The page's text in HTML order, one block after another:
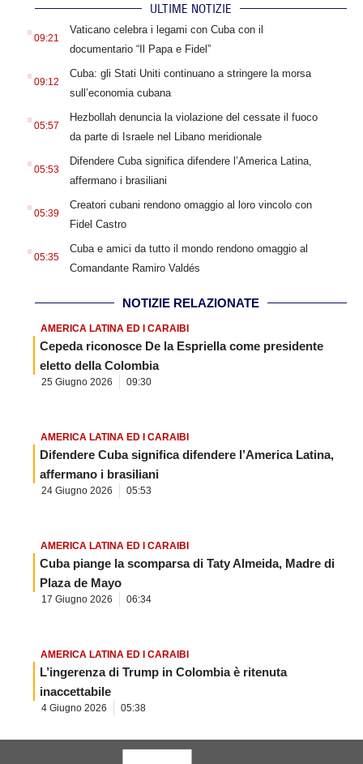
ULTIME NOTIZIE
. 09:21
Vaticano celebra i legami con Cuba con il
documentario “Il Papa e Fidel”
. 09:12
Cuba: gli Stati Uniti continuano a stringere la morsa
sull’economia cubana
. 05:57
Hezbollah denuncia la violazione del cessate il fuoco
da parte di Israele nel Libano meridionale
. 05:53
Difendere Cuba significa difendere l’America Latina,
affermano i brasiliani
. 05:39
Creatori cubani rendono omaggio al loro vincolo con
Fidel Castro
. 05:35
Cuba e amici da tutto il mondo rendono omaggio al
Comandante Ramiro Valdés
NOTIZIE RELAZIONATE
AMERICA LATINA ED I CARAIBI
Cepeda riconosce De la Espriella come presidente
eletto della Colombia
25 Giugno 2026 09:30
AMERICA LATINA ED I CARAIBI
Difendere Cuba significa difendere l’America Latina,
affermano i brasiliani
24 Giugno 2026 05:53
AMERICA LATINA ED I CARAIBI
Cuba piange la scomparsa di Taty Almeida, Madre di
Plaza de Mayo
17 Giugno 2026 06:34
AMERICA LATINA ED I CARAIBI
L’ingerenza di Trump in Colombia è ritenuta
inaccettabile
4 Giugno 2026 05:38